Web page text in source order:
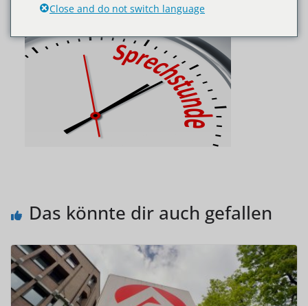
Das könnte dir auch gefallen
Close and do not switch language